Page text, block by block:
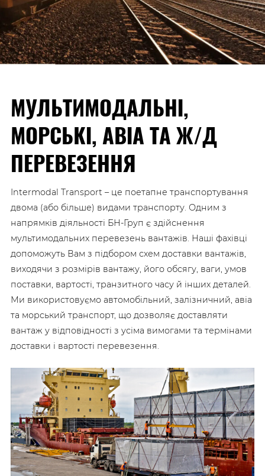
МУЛЬТИМОДАЛЬНІ,
МОРСЬКІ, АВІА ТА Ж/Д
ПЕРЕВЕЗЕННЯ
Intermodal Transport – це поетапне транспортування
двома (або більше) видами транспорту. Одним з
напрямків діяльності БН-Груп є здійснення
мультимодальних перевезень вантажів. Наші фахівці
допоможуть Вам з підбором схем доставки вантажів,
виходячи з розмірів вантажу, його обсягу, ваги, умов
поставки, вартості, транзитного часу й інших деталей.
Ми використовуємо автомобільний, залізничний, авіа
та морський транспорт, що дозволяє доставляти
вантаж у відповідності з усіма вимогами та термінами
доставки і вартості перевезення.